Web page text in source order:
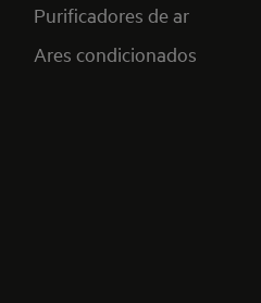
Purificadores de ar
Ares condicionados